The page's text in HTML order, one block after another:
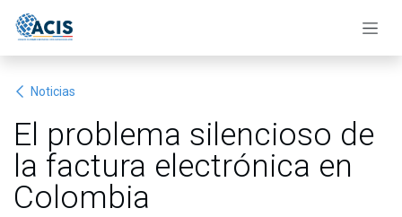
Noticias
El problema silencioso de
la factura electrónica en
Colombia